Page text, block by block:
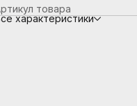
товара
характеристики